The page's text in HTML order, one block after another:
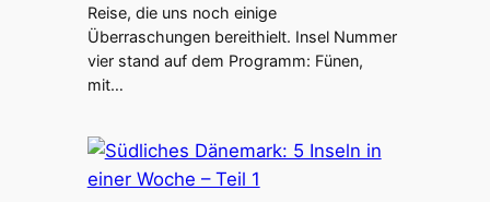
Reise, die uns noch einige
Überraschungen bereithielt. Insel Nummer
vier stand auf dem Programm: Fünen,
mit…